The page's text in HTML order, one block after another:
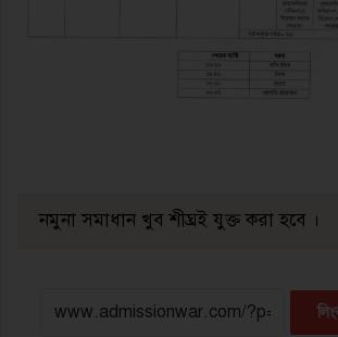
নমুনা সমাধান খুব শীঘ্রই যুক্ত করা হবে ।